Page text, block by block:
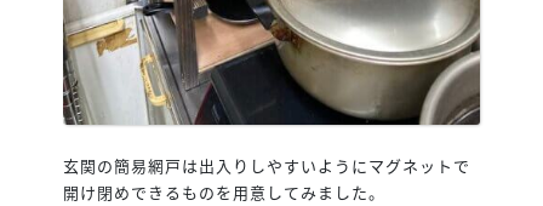
玄関の簡易網戸は出入りしやすいようにマグネットで
開け閉めできるものを用意してみました。